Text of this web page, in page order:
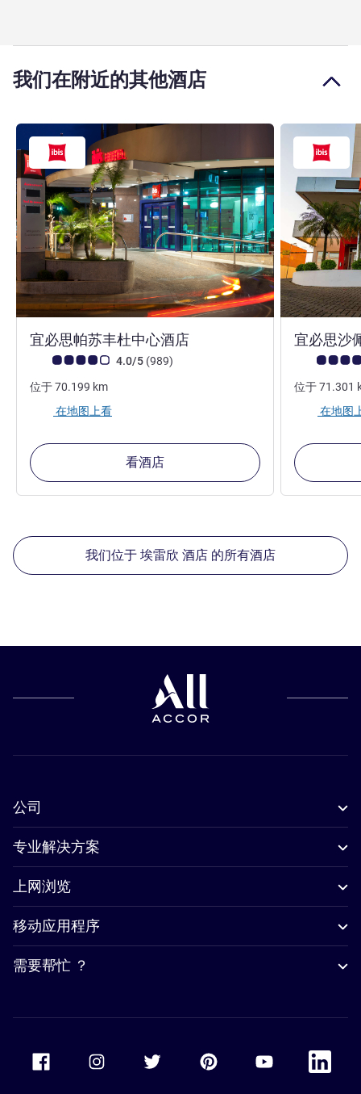
我们在附近的其他酒店
宜必思帕苏丰杜中心酒店
客户意见评级 (ALL 评级)
4.0/5 (989评论
)
位于70.199 km
在地图上看
看酒店
宜必思沙
客户意见评
位于71.301
在地图
我们位于 埃雷欣 酒店 的所有酒店
公司
专业解决方案
上网浏览
移动应用程序
需要帮忙 ？
Accor Youtube
Accor